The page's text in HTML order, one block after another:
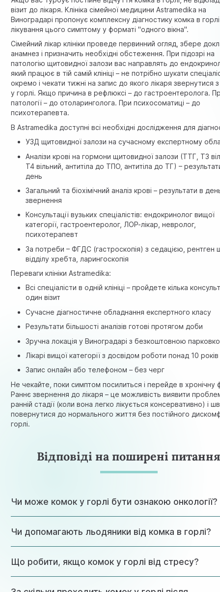
візит до лікаря. Клініка сімейної медицини Astramedika на
Виноградарі пропонує комплексну діагностику комка в
лікування цього симптому у форматі "одного вікна".
Сімейний лікар клініки проведе первинний огляд, збере
анамнез і призначить необхідні обстеження. При підозрі на
патологію щитовидної залози вас направлять до
який працює в тій самій клініці – не потрібно шукати
окремо і чекати тижні на запис до якого лікаря звернутися
у горлі. Якщо причина в рефлюксі – до гастроентеролога.
патології – до отоларинголога. При психосоматиці – до
психотерапевта.
В Astramedika доступні всі необхідні дослідження для
УЗД щитовидної залози на сучасному експертному
Аналізи крові на гормони щитовидної залози (ТТГ, Т3
Т4 вільний, антитіла до ТПО, антитіла до ТГ) –
день
Загальний та біохімічний аналіз крові – результати в
звернення
Консультації вузьких спеціалістів: ендокринолог вищої
категорії, гастроентеролог, ЛОР-лікар, невролог,
психотерапевт
За потреби – ФГДС (гастроскопія) з седацією, рентген
відділу хребта, ларингоскопія
Переваги клініки Astramedika:
Всі спеціалісти в одній клініці – пройдете кілька
один візит
Сучасне діагностичне обладнання експертного класу
Результати більшості аналізів готові протягом доби
Зручна локація у Виноградарі з безкоштовною
Лікарі вищої категорії з досвідом роботи понад 10 років
Запис онлайн або телефоном – без черг
Не чекайте, поки симптом посилиться і перейде в хронічну
Раннє звернення до лікаря – це можливість виявити
ранній стадії (коли вона легко лікується консервативно) і
повернутися до нормального життя без постійного
горлі.
Відповіді на поширені
Чи може комок у горлі бути ознакою онкології?
гортані, глотки, щитовидної залози, стравоходу на ранніх
хрипотою голосу, необґрунтованим зниженням ваги,
Чи допомагають льодяники від комка в горлі?
рахунок зволоження слизової. Але причину не усувають
Що робити, якщо комок у горлі від стресу?